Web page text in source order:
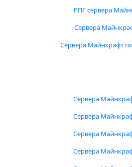
РПГ сервера
Сервера
Сервера Майнкрафт
Сервера
Сервера
Сервера
Сервера